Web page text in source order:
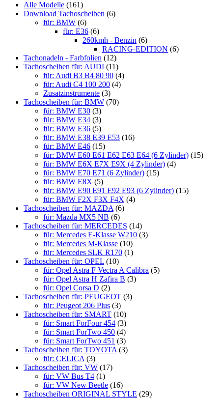
Alle Modelle (161)
Download Tachoscheiben (6)
für: BMW (6)
für: E36 (6)
260kmh - Benzin (6)
RACING-EDITION (6)
Tachonadeln - Farbfolien (12)
Tachoscheiben für: AUDI (11)
für: Audi B3 B4 80 90 (4)
für: Audi C4 100 200 (4)
Zusatzinstrumente (3)
Tachoscheiben für: BMW (70)
für: BMW E30 (3)
für: BMW E34 (3)
für: BMW E36 (5)
für: BMW E38 E39 E53 (16)
für: BMW E46 (15)
für: BMW E60 E61 E62 E63 E64 (6 Zylinder) (15)
für: BMW E6X E7X E9X (4 Zylinder) (4)
für: BMW E70 E71 (6 Zylinder) (15)
für: BMW E8X (5)
für: BMW E90 E91 E92 E93 (6 Zylinder) (15)
für: BMW F2X F3X F4X (4)
Tachoscheiben für: MAZDA (6)
für: Mazda MX5 NB (6)
Tachoscheiben für: MERCEDES (14)
für: Mercedes E-Klasse W210 (3)
für: Mercedes M-Klasse (10)
für: Mercedes SLK R170 (1)
Tachoscheiben für: OPEL (10)
für: Opel Astra F Vectra A Calibra (5)
für: Opel Astra H Zafira B (3)
für: Opel Corsa D (2)
Tachoscheiben für: PEUGEOT (3)
für: Peugeot 206 Plus (3)
Tachoscheiben für: SMART (10)
für: Smart ForFour 454 (3)
für: Smart ForTwo 450 (4)
für: Smart ForTwo 451 (3)
Tachoscheiben für: TOYOTA (3)
für: CELICA (3)
Tachoscheiben für: VW (17)
für: VW Bus T4 (1)
für: VW New Beetle (16)
Tachoscheiben ORIGINAL STYLE (29)